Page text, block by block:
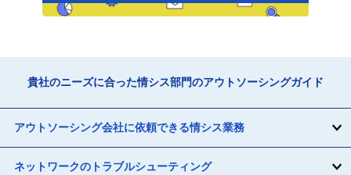
貴社のニーズに合った情シス部門のアウトソーシングガイド
アウトソーシング会社に依頼できる情シス業務
ネットワークのトラブルシューティング